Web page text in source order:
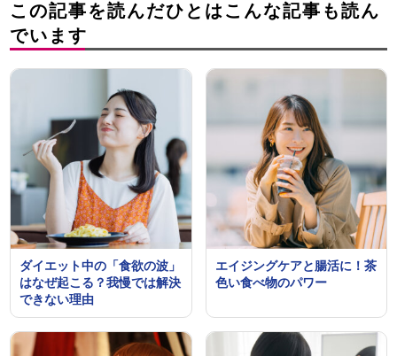
この記事を読んだひとはこんな記事も読ん
でいます
ダイエット中の「食欲の波」
はなぜ起こる？我慢では解決
できない理由
エイジングケアと腸活に！茶
色い食べ物のパワー